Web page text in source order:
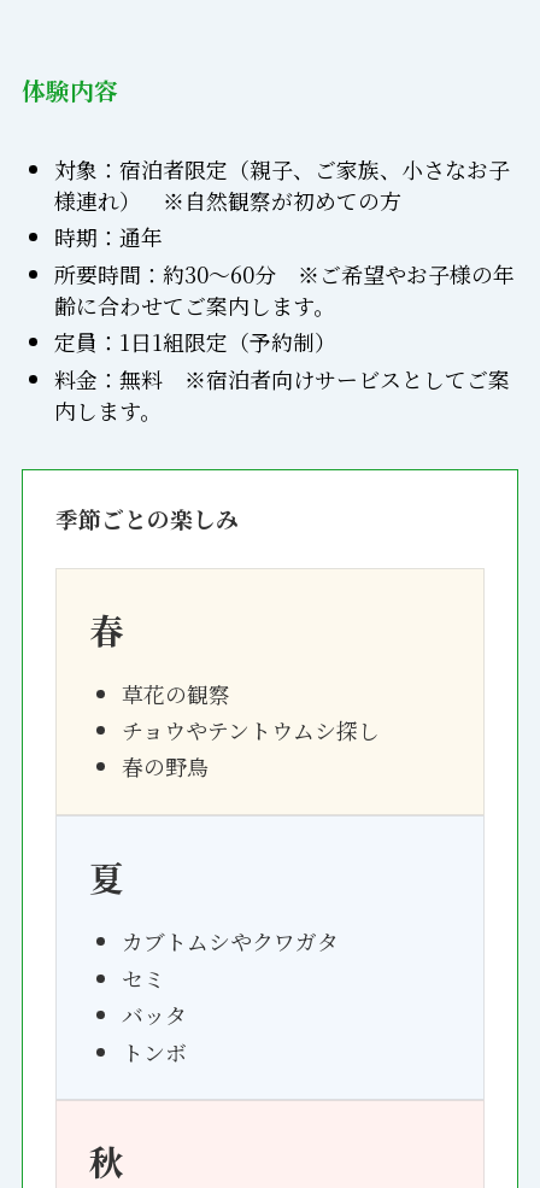
体験内容
対象：宿泊者限定（親子、ご家族、小さなお子
様連れ） ※自然観察が初めての方
時期：通年
所要時間：約30～60分 ※ご希望やお子様の年
齢に合わせてご案内します。
定員：1日1組限定（予約制）
料金：無料 ※宿泊者向けサービスとしてご案
内します。
季節ごとの楽しみ
春
草花の観察
チョウやテントウムシ探し
春の野鳥
夏
カブトムシやクワガタ
セミ
バッタ
トンボ
秋